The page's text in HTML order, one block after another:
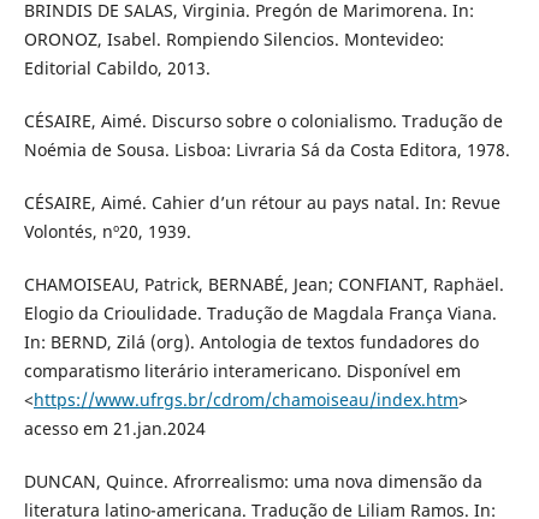
BRINDIS DE SALAS, Virginia. Pregón de Marimorena. In:
ORONOZ, Isabel. Rompiendo Silencios. Montevideo:
Editorial Cabildo, 2013.
CÉSAIRE, Aimé. Discurso sobre o colonialismo. Tradução de
Noémia de Sousa. Lisboa: Livraria Sá da Costa Editora, 1978.
CÉSAIRE, Aimé. Cahier d’un rétour au pays natal. In: Revue
Volontés, nº20, 1939.
CHAMOISEAU, Patrick, BERNABÉ, Jean; CONFIANT, Raphäel.
Elogio da Crioulidade. Tradução de Magdala França Viana.
In: BERND, Zilá (org). Antologia de textos fundadores do
comparatismo literário interamericano. Disponível em
<https://www.ufrgs.br/cdrom/chamoiseau/index.htm>
acesso em 21.jan.2024
DUNCAN, Quince. Afrorrealismo: uma nova dimensão da
literatura latino-americana. Tradução de Liliam Ramos. In: